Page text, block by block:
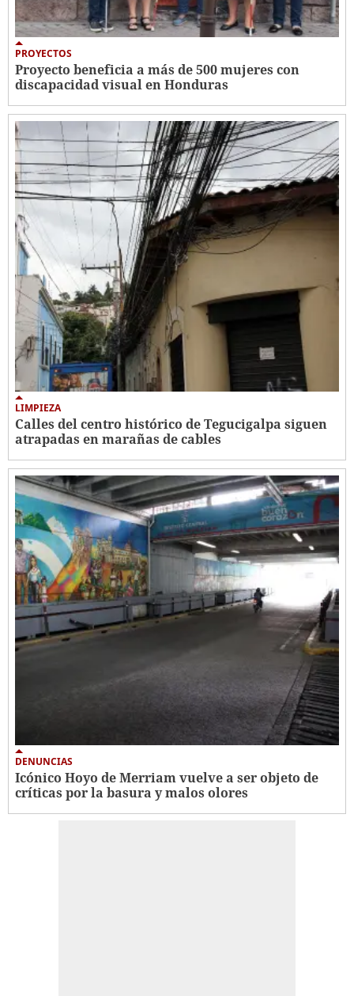
PROYECTOS
Proyecto beneficia a más de 500 mujeres con
discapacidad visual en Honduras
LIMPIEZA
Calles del centro histórico de Tegucigalpa siguen
atrapadas en marañas de cables
DENUNCIAS
Icónico Hoyo de Merriam vuelve a ser objeto de
críticas por la basura y malos olores